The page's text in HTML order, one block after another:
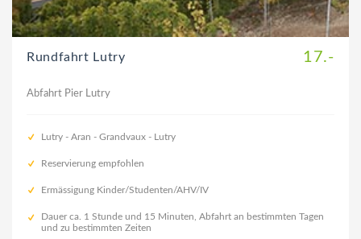
17.-
Rundfahrt Lutry
Abfahrt Pier Lutry
Lutry - Aran - Grandvaux - Lutry
Reservierung empfohlen
Ermässigung Kinder/Studenten/AHV/IV
Dauer ca. 1 Stunde und 15 Minuten, Abfahrt an bestimmten Tagen
und zu bestimmten Zeiten